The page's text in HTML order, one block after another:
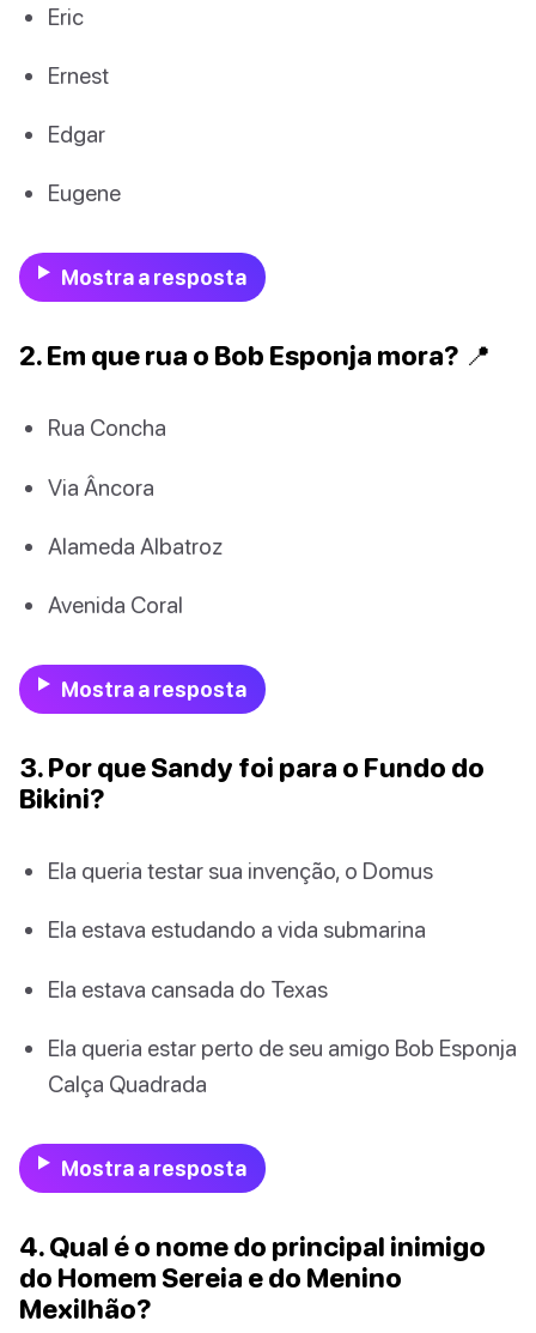
Eric
Ernest
Edgar
Eugene
Mostra a resposta
2. Em que rua o Bob Esponja mora? 📍
Rua Concha
Via Âncora
Alameda Albatroz
Avenida Coral
Mostra a resposta
3. Por que Sandy foi para o Fundo do
Bikini?
Ela queria testar sua invenção, o Domus
Ela estava estudando a vida submarina
Ela estava cansada do Texas
Ela queria estar perto de seu amigo Bob Esponja
Calça Quadrada
Mostra a resposta
4. Qual é o nome do principal inimigo
do Homem Sereia e do Menino
Mexilhão?